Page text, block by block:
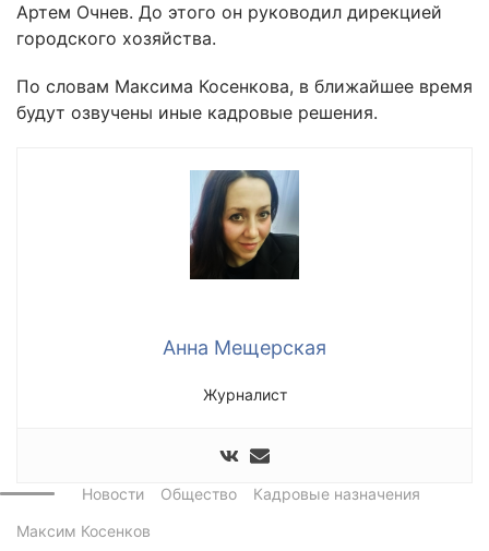
Артем Очнев. До этого он руководил дирекцией
городского хозяйства.
По словам Максима Косенкова, в ближайшее время
будут озвучены иные кадровые решения.
Анна Мещерская
Журналист
Новости Общество
Кадровые назначения
Максим Косенков